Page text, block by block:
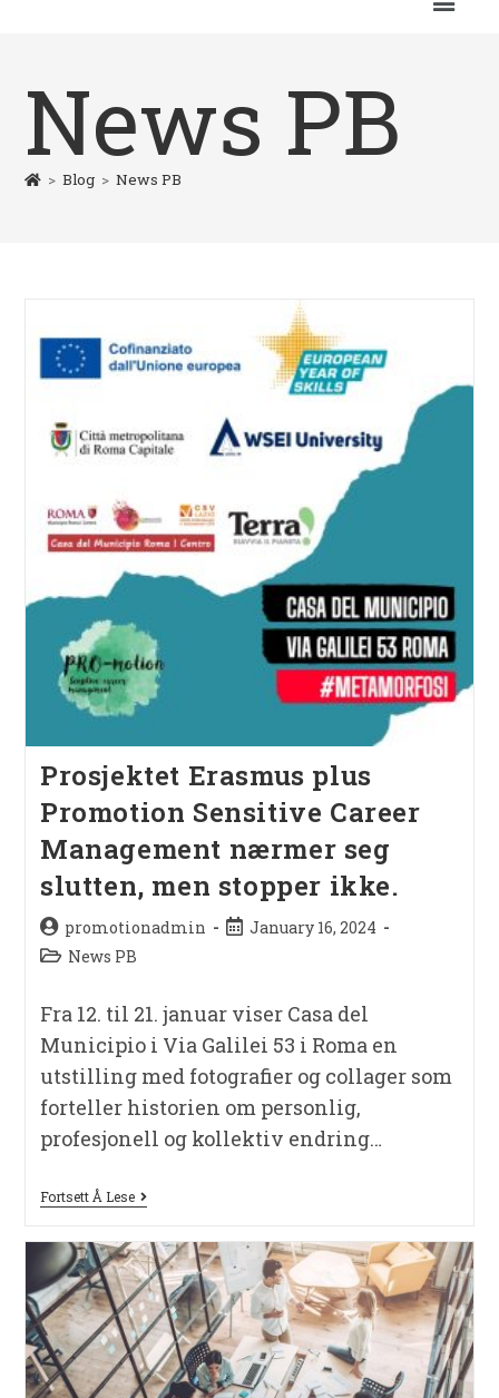
News PB
> Blog > News PB
Prosjektet Erasmus plus
Promotion Sensitive Career
Management nærmer seg
slutten, men stopper ikke.
promotionadmin
January 16, 2024
News PB
Fra 12. til 21. januar viser Casa del
Municipio i Via Galilei 53 i Roma en
utstilling med fotografier og collager som
forteller historien om personlig,
profesjonell og kollektiv endring…
Fortsett Å Lese